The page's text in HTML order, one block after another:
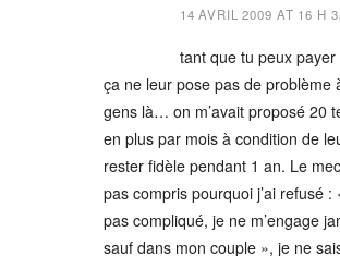
14 AVRIL 2009 AT 16 H
tant que tu peux payer
ça ne leur pose pas de problème
gens là… on m’avait proposé 20
en plus par mois à condition de
rester fidèle pendant 1 an. Le
pas compris pourquoi j’ai refusé :
pas compliqué, je ne m’engage
sauf dans mon couple », je ne